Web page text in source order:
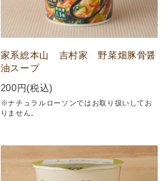
家系総本山 吉村家 野菜畑豚骨醤
油スープ
200 円(税込)
※ナチュラルローソンではお取り扱いしてお
りません。